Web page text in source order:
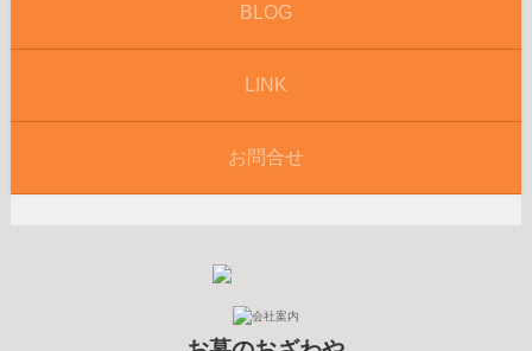
BLOG
LINK
お問合せ